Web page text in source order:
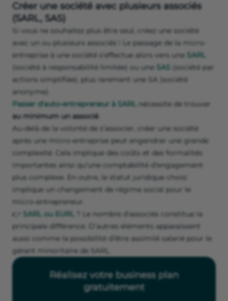
Créer une société avec plusieurs associés
(SARL, SAS)
Si vous ne souhaitez plus être seul, créez une société
avec un ou plusieurs associés ! Le passage de la micro-
entreprise à une société s’effectue alors vers une SARL
(société à responsabilité limitée) ou une SAS
(société par
actions simplifiée), plus rarement une SA (société
anonyme).
Passer d'auto-entrepreneur à SARL nécessite de trouver
au minimum un associé.
Au-delà de la volonté de s’associer, créer une société
après une micro-entreprise peut engendrer une grande
complexité. Cela implique des coûts et des formalités
importantes ainsi qu’une comptabilité d’engagement
plus complexe. En outre, le statut juridique choisi
implique un changement de régime social pour le
micro-entrepreneur.
👉
SARL ou EURL ? Le nombre d'associés constitue la
principale différence. D’autres éléments apparaissent
aussi comme la possibilité d’être assimilé salarié pour le
gérant minoritaire de SARL.
Réalisez votre business plan
gratuitement